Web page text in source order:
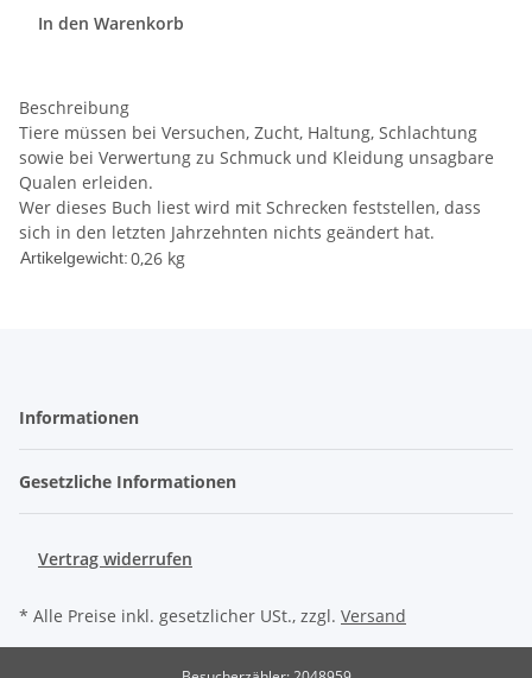
In den Warenkorb
Beschreibung
Tiere müssen bei Versuchen, Zucht, Haltung, Schlachtung
sowie bei Verwertung zu Schmuck und Kleidung unsagbare
Qualen erleiden.
Wer dieses Buch liest wird mit Schrecken feststellen, dass
sich in den letzten Jahrzehnten nichts geändert hat.
Artikelgewicht:0,26 kg
Informationen
Gesetzliche Informationen
Vertrag widerrufen
* Alle Preise inkl. gesetzlicher USt., zzgl. Versand